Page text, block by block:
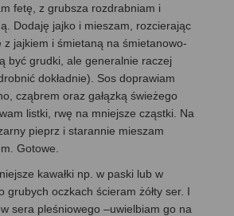
fetę, z grubsza rozdrabniam i
Dodaję jajko i mieszam, rozcierając
z jajkiem i śmietaną na śmietanowo-
być grudki, ale generalnie raczej
dokładnie). Sos doprawiam
cząbrem oraz gałązką świeżego
listki, rwę na mniejsze cząstki. Na
pieprz i starannie mieszam
Gotowe.
kawałki np. w paski lub w
grubych oczkach ścieram żółty ser. I
sera pleśniowego –uwielbiam go na